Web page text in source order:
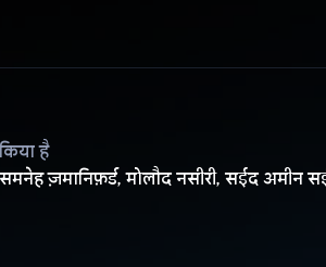
है
ज़मानिफ़र्ड, मोलौद नसीरी, सईद अमीन